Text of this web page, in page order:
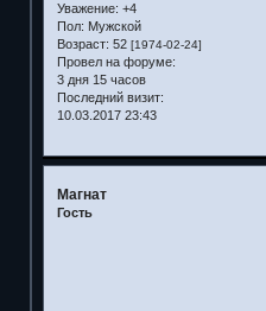
Уважение: +4
Пол: Мужской
Возраст: 52 [1974-02-24]
Провел на форуме:
3 дня 15 часов
Последний визит:
10.03.2017 23:43
Магнат
Гость